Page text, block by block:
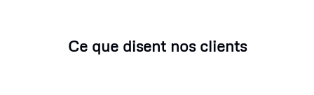
Ce que disent nos clients